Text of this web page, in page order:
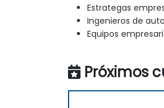
Estrategas
Ingenieros de
Equipos
Próximos